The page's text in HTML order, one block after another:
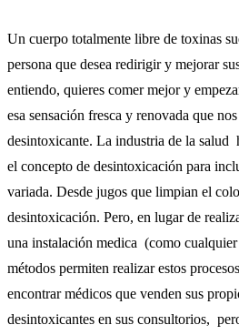
Un cuerpo totalmente libre de toxinas
persona que desea redirigir y mejorar
entiendo, quieres comer mejor y
esa sensación fresca y renovada que
desintoxicante. La industria de la salud
el concepto de desintoxicación para
variada. Desde jugos que limpian el
desintoxicación. Pero, en lugar de
una instalación medica (como
métodos permiten realizar estos
encontrar médicos que venden sus
desintoxicantes en sus consultorios,